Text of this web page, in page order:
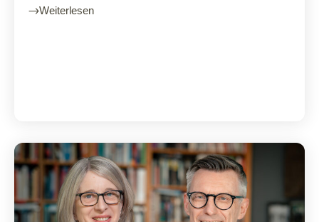
Weiterlesen